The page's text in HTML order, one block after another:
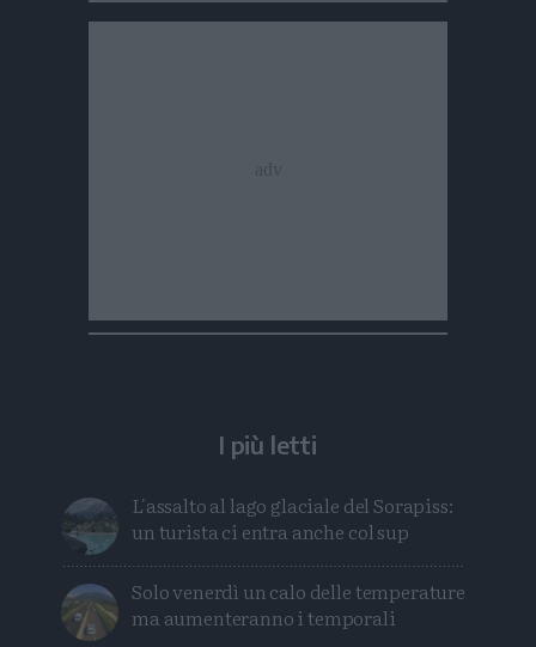
I più letti
L'assalto al lago glaciale del Sorapiss:
un turista ci entra anche col sup
Solo venerdì un calo delle temperature
ma aumenteranno i temporali